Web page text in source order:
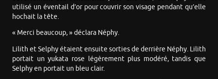
utilisé un éventail d’or pour couvrir son visage pendant qu’elle
hochait la tête.
« Merci beaucoup, » déclara Néphy.
Lilith et Selphy étaient ensuite sorties de derrière Néphy. Lilith
portait un yukata rose légèrement plus modéré, tandis que
Selphy en portait un bleu clair.